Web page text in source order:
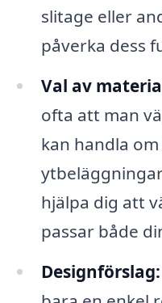
slitage eller
påverka dess
Val av
ofta att man
kan handla
hjälpa dig att
passar både
Designförslag: